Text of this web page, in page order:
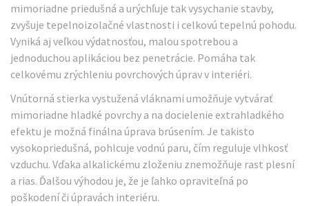
mimoriadne priedušná a urýchľuje tak vysychanie stavby,
zvyšuje tepelnoizolačné vlastnosti i celkovú tepelnú pohodu.
Vyniká aj veľkou výdatnosťou, malou spotrebou a
jednoduchou aplikáciou bez penetrácie. Pomáha tak
celkovému zrýchleniu povrchových úprav v interiéri.
Vnútorná stierka vystužená vláknami umožňuje vytvárať
mimoriadne hladké povrchy a na docielenie extrahladkého
efektu je možná finálna úprava brúsením. Je takisto
vysokopriedušná, pohlcuje vodnú paru, čím reguluje vlhkosť
vzduchu. Vďaka alkalickému zloženiu znemožňuje rast plesní
a rias. Ďalšou výhodou je, že je ľahko opraviteľná po
poškodení či úpravách interiéru.